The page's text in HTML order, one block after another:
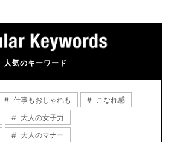
人気のキーワード
仕事もおしゃれも
こなれ感
大人の女子力
大人のマナー